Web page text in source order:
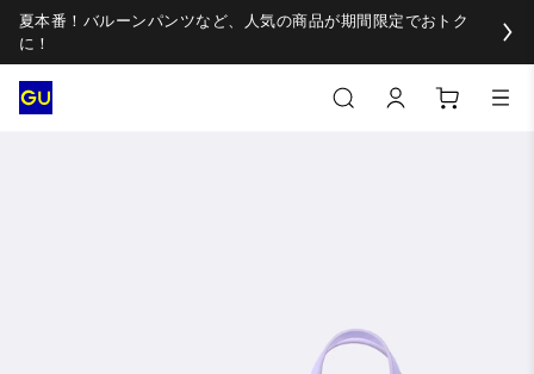
夏本番！バルーンパンツなど、人気の商品が期間限定でおトク
に！